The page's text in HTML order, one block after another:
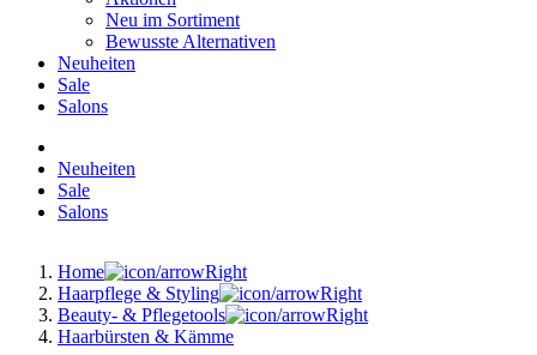
Neu im Sortiment
Bewusste Alternativen
Neuheiten
Sale
Salons
Neuheiten
Sale
Salons
Home
Haarpflege & Styling
Beauty- & Pflegetools
Haarbürsten & Kämme